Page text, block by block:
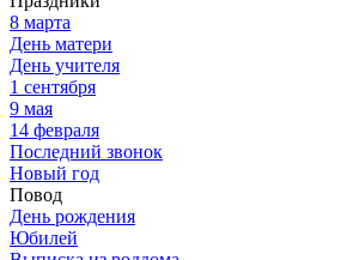
8 марта
День матери
День учителя
1 сентября
9 мая
14 февраля
Последний звонок
Новый год
Повод
День рождения
Юбилей